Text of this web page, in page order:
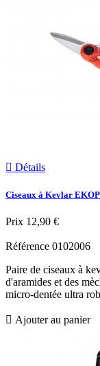
 Détails
Ciseaux à Kevlar
Prix 12,90 €
Référence 0102006
Paire de ciseaux à
d'aramides et des
micro-dentée ultra
 Ajouter au panier